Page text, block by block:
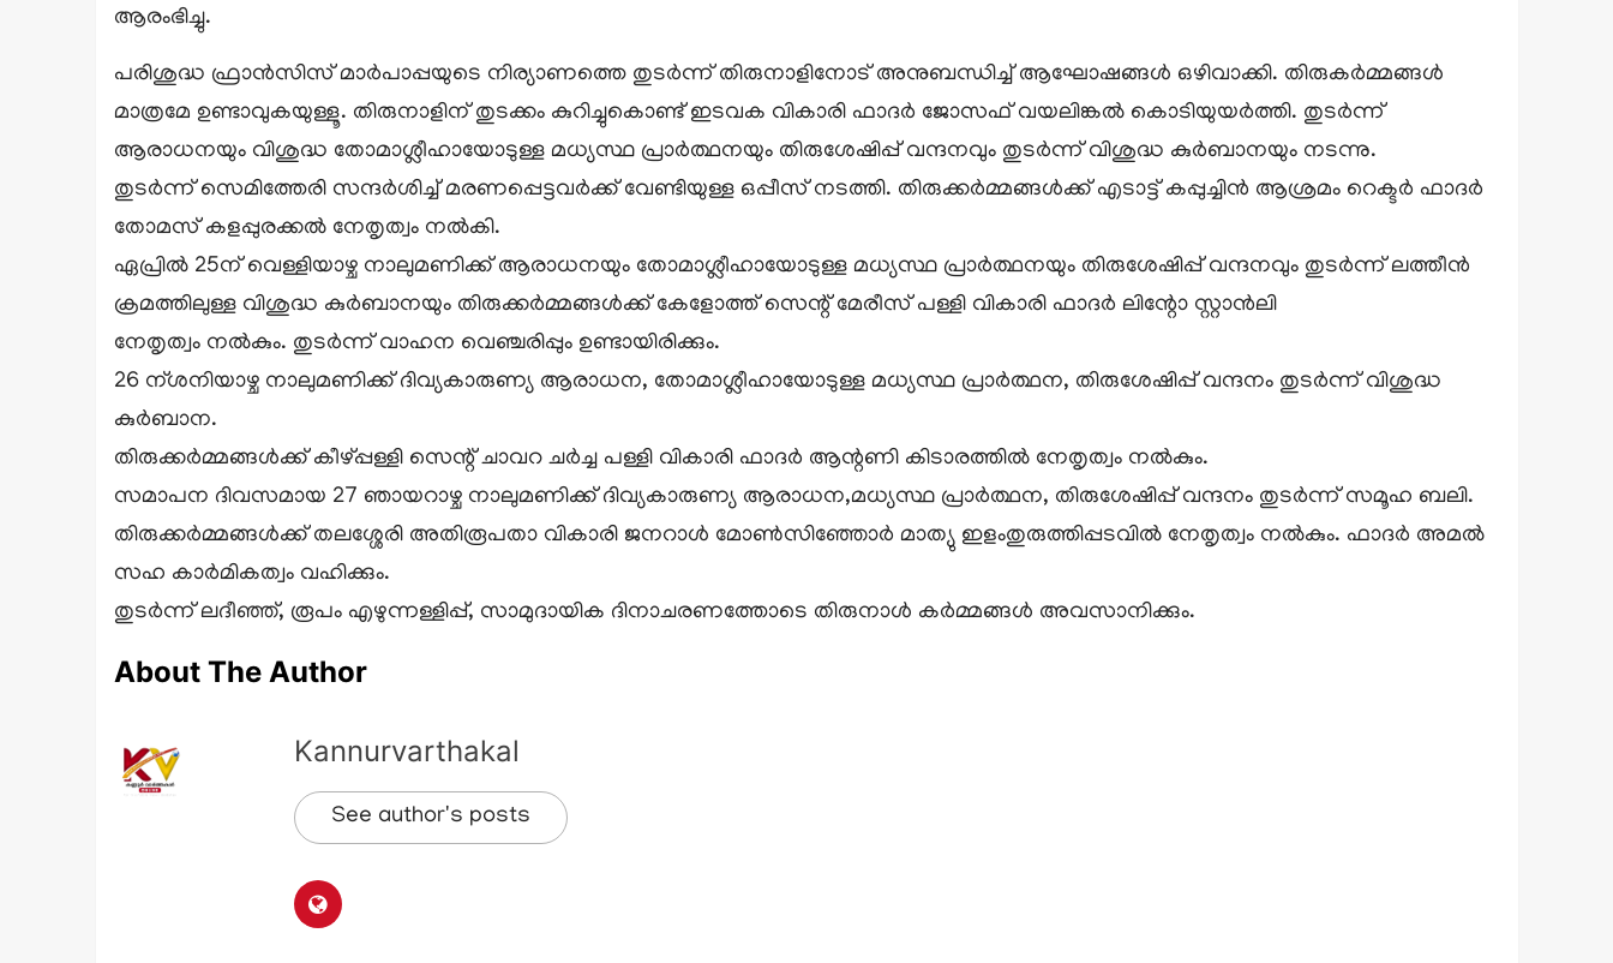
ആരംഭിച്ചു.
പരിശുദ്ധ ഫ്രാൻസിസ് മാർപാപ്പയുടെ നിര്യാണത്തെ തുടർന്ന് തിരുനാളിനോട് അനുബന്ധിച്ച് ആഘോഷങ്ങൾ ഒഴിവാക്കി. തിരുകർമ്മങ്ങൾ
മാത്രമേ ഉണ്ടാവുകയുള്ളൂ. തിരുനാളിന് തുടക്കം കുറിച്ചുകൊണ്ട് ഇടവക വികാരി ഫാദർ ജോസഫ് വയലിങ്കൽ കൊടിയുയർത്തി. തുടർന്ന്
ആരാധനയും വിശുദ്ധ തോമാശ്ലീഹായോടുള്ള മധ്യസ്ഥ പ്രാർത്ഥനയും തിരുശേഷിപ്പ് വന്ദനവും തുടർന്ന് വിശുദ്ധ കുർബാനയും നടന്നു.
തുടർന്ന് സെമിത്തേരി സന്ദർശിച്ച് മരണപ്പെട്ടവർക്ക് വേണ്ടിയുള്ള ഒപ്പീസ് നടത്തി. തിരുക്കർമ്മങ്ങൾക്ക് എടാട്ട് കപ്പുച്ചിൻ ആശ്രമം റെക്ടർ ഫാദർ
തോമസ് കളപ്പുരക്കൽ നേതൃത്വം നൽകി.
ഏപ്രിൽ 25ന് വെള്ളിയാഴ്ച നാലുമണിക്ക് ആരാധനയും തോമാശ്ലീഹായോടുള്ള മധ്യസ്ഥ പ്രാർത്ഥനയും തിരുശേഷിപ്പ് വന്ദനവും തുടർന്ന് ലത്തീൻ
ക്രമത്തിലുള്ള വിശുദ്ധ കുർബാനയും തിരുക്കർമ്മങ്ങൾക്ക് കേളോത്ത് സെന്റ് മേരീസ് പള്ളി വികാരി ഫാദർ ലിന്റോ സ്റ്റാൻലി
നേതൃത്വം നൽകും. തുടർന്ന് വാഹന വെഞ്ചരിപ്പും ഉണ്ടായിരിക്കും.
26 ന്ശനിയാഴ്ച നാലുമണിക്ക് ദിവ്യകാരുണ്യ ആരാധന, തോമാശ്ലീഹായോടുള്ള മധ്യസ്ഥ പ്രാർത്ഥന, തിരുശേഷിപ്പ് വന്ദനം തുടർന്ന് വിശുദ്ധ
കുർബാന.
തിരുക്കർമ്മങ്ങൾക്ക് കീഴ്പ്പള്ളി സെന്റ് ചാവറ ചർച്ച പള്ളി വികാരി ഫാദർ ആന്റണി കിടാരത്തിൽ നേതൃത്വം നൽകും.
സമാപന ദിവസമായ 27 ഞായറാഴ്ച നാലുമണിക്ക് ദിവ്യകാരുണ്യ ആരാധന,മധ്യസ്ഥ പ്രാർത്ഥന, തിരുശേഷിപ്പ് വന്ദനം തുടർന്ന് സമൂഹ ബലി.
തിരുക്കർമ്മങ്ങൾക്ക് തലശ്ശേരി അതിരൂപതാ വികാരി ജനറാൾ മോൺസിഞ്ഞോർ മാത്യു ഇളംതുരുത്തിപ്പടവിൽ നേതൃത്വം നൽകും. ഫാദർ അമൽ
സഹ കാർമികത്വം വഹിക്കും.
തുടർന്ന് ലദീഞ്ഞ്, രൂപം എഴുന്നള്ളിപ്പ്, സാമുദായിക ദിനാചരണത്തോടെ തിരുനാൾ കർമ്മങ്ങൾ അവസാനിക്കും.
About The Author
Kannurvarthakal
See author's posts